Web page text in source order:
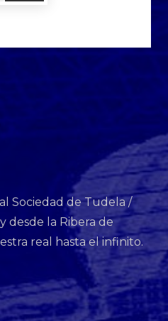
Sociedad de Tudela /
desde la Ribera de
real hasta el infinito.